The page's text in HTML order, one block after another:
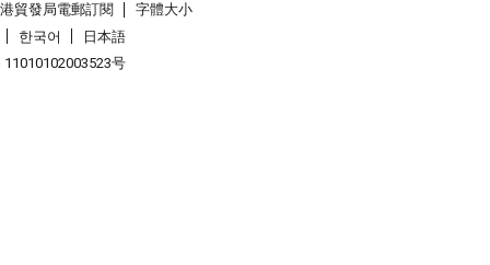
貿發局電郵訂閱
字體大小
한국어
日本語
号